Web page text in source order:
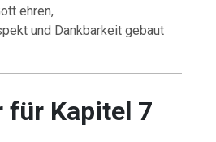
ehren,
und Dankbarkeit gebaut
für Kapitel 7